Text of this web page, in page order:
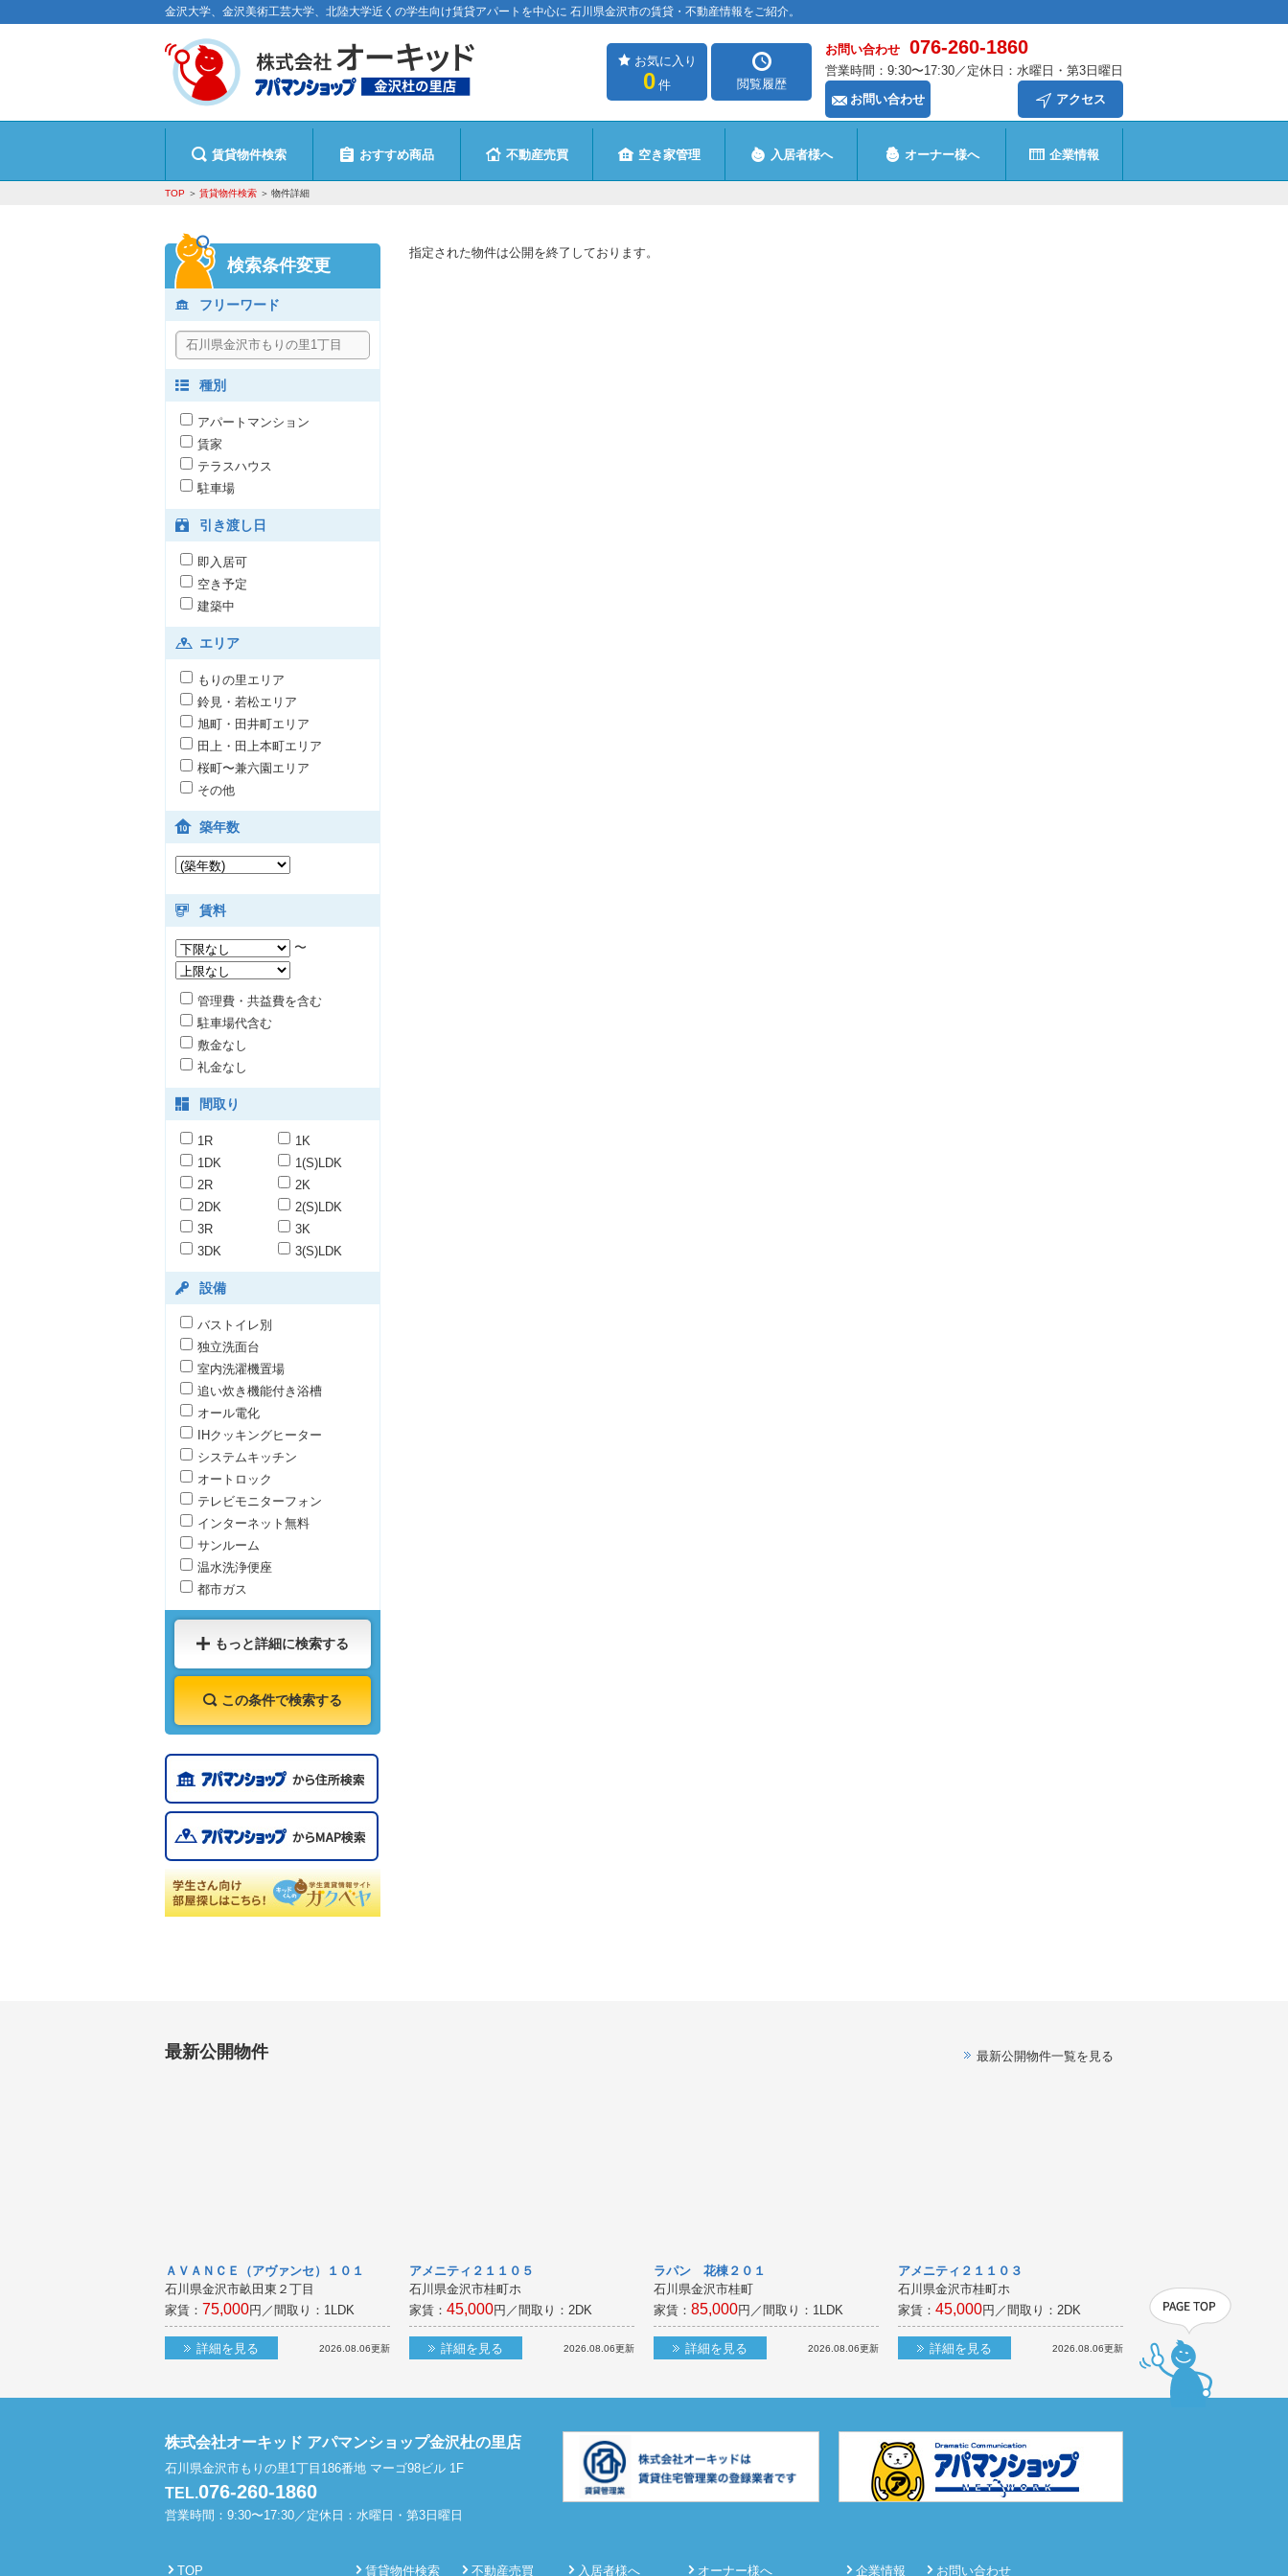
金沢大学、金沢美術工芸大学、北陸大学近くの学生向け賃貸アパートを中心に 石川県金沢市の賃貸・不動産情報をご紹介。
お気に入り
0 件 閲覧履歴
お問い合わせ 076-260-1860
営業時間：9:30〜17:30／定休日：水曜日・第3日曜日
お問い合わせ
アクセス
賃貸物件検索 おすすめ商品 不動産売買 空き家管理 入居者様へ オーナー様へ 企業情報
TOP 賃貸物件検索 物件詳細
指定された物件は公開を終了しております。
検索条件変更
フリーワード
種別
アパートマンション
賃家
テラスハウス
駐車場
引き渡し日
即入居可
空き予定
建築中
エリア
もりの里エリア
鈴見・若松エリア
旭町・田井町エリア
田上・田上本町エリア
桜町〜兼六園エリア
その他
築年数
賃料
〜
管理費・共益費を含む
駐車場代含む
敷金なし
礼金なし
間取り
1R
1K
1DK
1(S)LDK
2R
2K
2DK
2(S)LDK
3R
3K
3DK
3(S)LDK
設備
バストイレ別
独立洗面台
室内洗濯機置場
追い炊き機能付き浴槽
オール電化
IHクッキングヒーター
システムキッチン
オートロック
テレビモニターフォン
インターネット無料
サンルーム
温水洗浄便座
都市ガス
もっと詳細に検索する
この条件で検索する
最新公開物件 最新公開物件一覧を見る
ＡＶＡＮＣＥ（アヴァンセ）１０１
石川県金沢市畝田東２丁目
家賃： 75,000円／間取り： 1LDK
詳細を見る 2026.08.06更新
アメニティ２１１０５
石川県金沢市桂町ホ
家賃： 45,000円／間取り： 2DK
詳細を見る 2026.08.06更新
ラパン 花棟２０１
石川県金沢市桂町
家賃： 85,000円／間取り： 1LDK
詳細を見る 2026.08.06更新
アメニティ２１１０３
石川県金沢市桂町ホ
家賃： 45,000円／間取り： 2DK
詳細を見る 2026.08.06更新
株式会社オーキッド アパマンショップ金沢杜の里店
石川県金沢市もりの里1丁目186番地 マーゴ98ビル 1F
TEL.076-260-1860
営業時間：9:30〜17:30／定休日：水曜日・第3日曜日
TOP 賃貸物件検索 不動産売買 入居者様へ オーナー様へ 企業情報 お問い合わせ